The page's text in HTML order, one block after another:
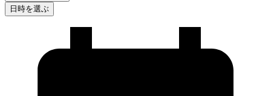
日時を選ぶ